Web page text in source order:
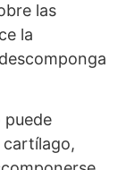
las
la
puede